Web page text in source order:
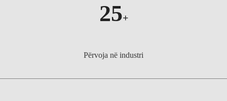
25+
Përvoja në industri